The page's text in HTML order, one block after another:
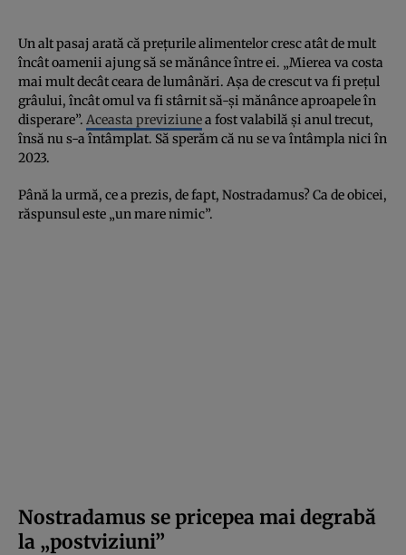
Un alt pasaj arată că prețurile alimentelor cresc atât de mult
încât oamenii ajung să se mănânce între ei. „Mierea va costa
mai mult decât ceara de lumânări. Așa de crescut va fi prețul
grâului, încât omul va fi stârnit să-și mănânce aproapele în
disperare”. Aceasta previziunea fost valabilă și anul trecut,
însă nu s-a întâmplat. Să sperăm că nu se va întâmpla nici în
2023.
Până la urmă, ce a prezis, de fapt, Nostradamus? Ca de obicei,
răspunsul este „un mare nimic”.
Nostradamus se pricepea mai degrabă
la „postviziuni”